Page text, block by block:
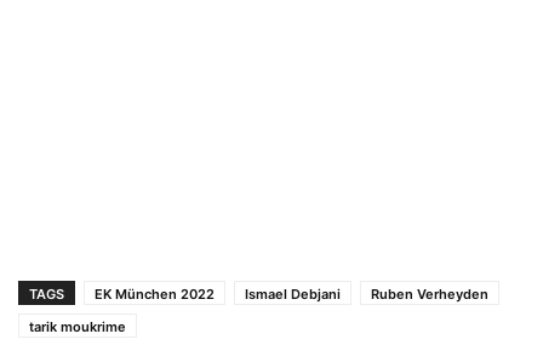
TAGS EK München 2022 Ismael Debjani
Ruben Verheyden
tarik moukrime